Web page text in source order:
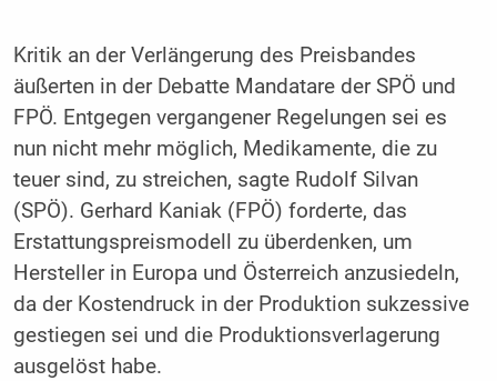
Kritik an der Verlängerung des Preisbandes
äußerten in der Debatte Mandatare der SPÖ und
FPÖ. Entgegen vergangener Regelungen sei es
nun nicht mehr möglich, Medikamente, die zu
teuer sind, zu streichen, sagte Rudolf Silvan
(SPÖ). Gerhard Kaniak (FPÖ) forderte, das
Erstattungspreismodell zu überdenken, um
Hersteller in Europa und Österreich anzusiedeln,
da der Kostendruck in der Produktion sukzessive
gestiegen sei und die Produktionsverlagerung
ausgelöst habe.